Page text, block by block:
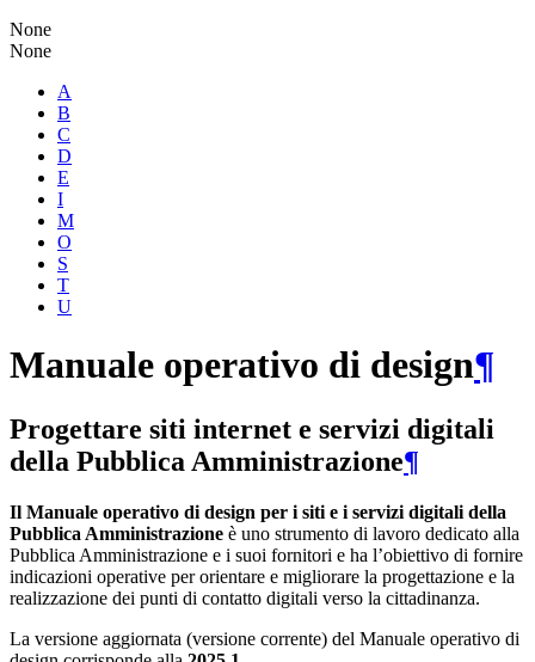
None
None
A
B
C
D
E
I
M
O
S
T
U
Manuale operativo di design¶
Progettare siti internet e servizi digitali
della Pubblica Amministrazione¶
Il Manuale operativo di design per i siti e i servizi digitali della
Pubblica Amministrazione è uno strumento di lavoro dedicato alla
Pubblica Amministrazione e i suoi fornitori e ha l’obiettivo di fornire
indicazioni operative per orientare e migliorare la progettazione e la
realizzazione dei punti di contatto digitali verso la cittadinanza.
La versione aggiornata (versione corrente) del Manuale operativo di